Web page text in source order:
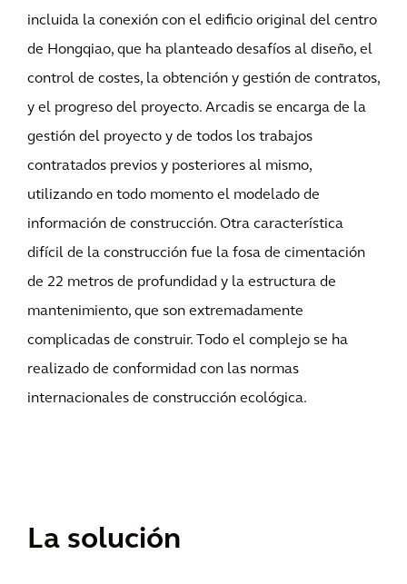
incluida la conexión con el edificio original del centro
de Hongqiao, que ha planteado desafíos al diseño, el
control de costes, la obtención y gestión de contratos,
y el progreso del proyecto. Arcadis se encarga de la
gestión del proyecto y de todos los trabajos
contratados previos y posteriores al mismo,
utilizando en todo momento el modelado de
información de construcción. Otra característica
difícil de la construcción fue la fosa de cimentación
de 22 metros de profundidad y la estructura de
mantenimiento, que son extremadamente
complicadas de construir. Todo el complejo se ha
realizado de conformidad con las normas
internacionales de construcción ecológica.
La solución